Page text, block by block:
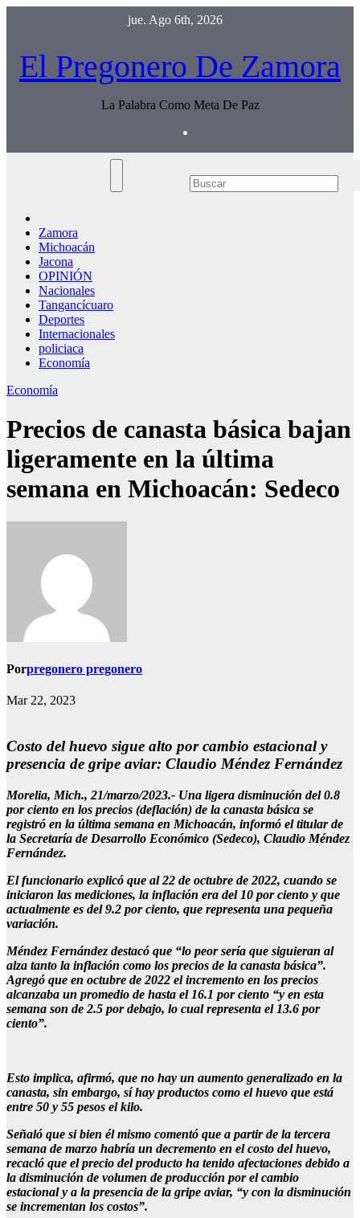
jue. Ago 6th, 2026
El Pregonero De Zamora
La Palabra Como Meta De Paz
Zamora
Michoacán
Jacona
OPINIÓN
Nacionales
Tangancícuaro
Deportes
Internacionales
policiaca
Economía
Economía
Precios de canasta básica bajan
ligeramente en la última
semana en Michoacán: Sedeco
Porpregonero pregonero
Mar 22, 2023
Costo del huevo sigue alto por cambio estacional y
presencia de gripe aviar: Claudio Méndez Fernández
Morelia, Mich., 21/marzo/2023.- Una ligera disminución del 0.8
por ciento en los precios (deflación) de la canasta básica se
registró en la última semana en Michoacán, informó el titular de
la Secretaría de Desarrollo Económico (Sedeco), Claudio Méndez
Fernández.
El funcionario explicó que al 22 de octubre de 2022, cuando se
iniciaron las mediciones, la inflación era del 10 por ciento y que
actualmente es del 9.2 por ciento, que representa una pequeña
variación.
Méndez Fernández destacó que “lo peor sería que siguieran al
alza tanto la inflación como los precios de la canasta básica”.
Agregó que en octubre de 2022 el incremento en los precios
alcanzaba un promedio de hasta el 16.1 por ciento “y en esta
semana son de 2.5 por debajo, lo cual representa el 13.6 por
ciento”.
Esto implica, afirmó, que no hay un aumento generalizado en la
canasta, sin embargo, sí hay productos como el huevo que está
entre 50 y 55 pesos el kilo.
Señaló que si bien él mismo comentó que a partir de la tercera
semana de marzo habría un decremento en el costo del huevo,
recacló que el precio del producto ha tenido afectaciones debido a
la disminución de volumen de producción por el cambio
estacional y a la presencia de la gripe aviar, “y con la disminución
se incrementan los costos”.